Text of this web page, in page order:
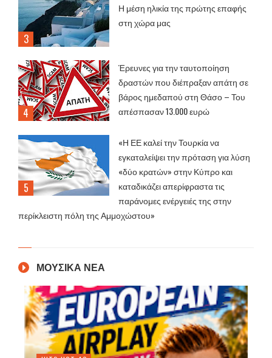
Η μέση ηλικία της πρώτης επαφής
στη χώρα μας
Έρευνες για την ταυτοποίηση
δραστών που διέπραξαν απάτη σε
βάρος ημεδαπού στη Θάσο – Του
απέσπασαν 13.000 ευρώ
«Η ΕΕ καλεί την Τουρκία να
εγκαταλείψει την πρόταση για λύση
«δύο κρατών» στην Κύπρο και
καταδικάζει απερίφραστα τις
παράνομες ενέργειές της στην
περίκλειστη πόλη της Αμμοχώστου»
ΜΟΥΣΙΚΑ ΝΕΑ